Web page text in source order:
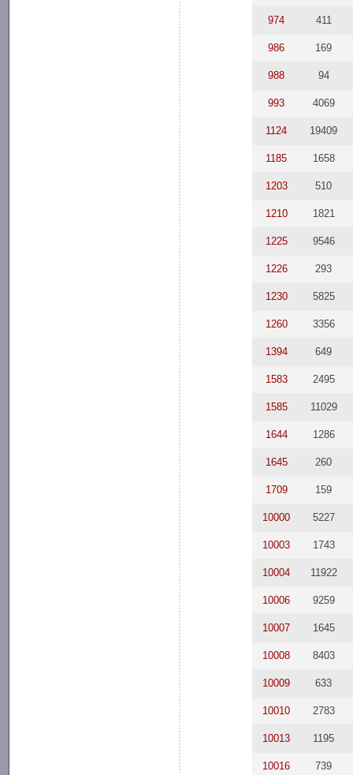
974 411
986 169
988 94
993 4069
1124 19409
1185 1658
1203 510
1210 1821
1225 9546
1226 293
1230 5825
1260 3356
1394 649
1583 2495
1585 11029
1644 1286
1645 260
1709 159
10000 5227
10003 1743
10004 11922
10006 9259
10007 1645
10008 8403
10009 633
10010 2783
10013 1195
10016 739